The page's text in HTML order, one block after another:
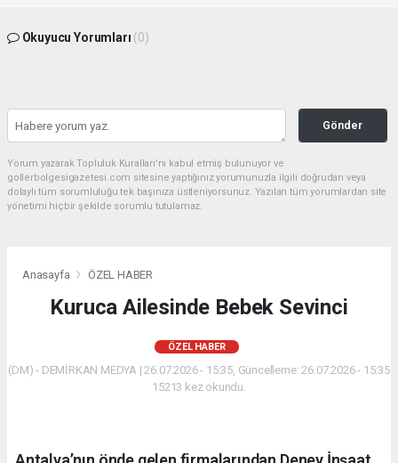
Okuyucu Yorumları (0)
Gönder
Yorum yazarak Topluluk Kuralları’nı kabul etmiş bulunuyor ve
gollerbolgesigazetesi.com sitesine yaptığınız yorumunuzla ilgili doğrudan veya
dolaylı tüm sorumluluğu tek başınıza üstleniyorsunuz. Yazılan tüm yorumlardan site
yönetimi hiçbir şekilde sorumlu tutulamaz.
Anasayfa ÖZEL HABER
Kuruca Ailesinde Bebek Sevinci
ÖZEL HABER
(DM) - DEMİRKAN MEDYA | 26.07.2026 - 15:35, Güncelleme: 26.07.2026 - 15:35
15213 kez okundu.